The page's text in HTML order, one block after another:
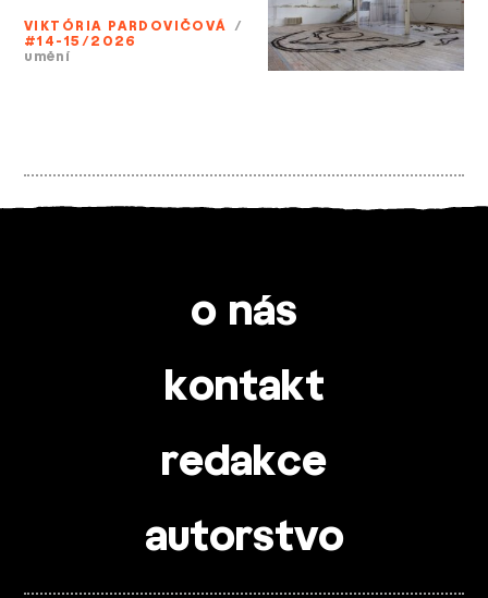
VIKTÓRIA PARDOVIČOVÁ /
#14-15/2026
umění
o nás
kontakt
redakce
autorstvo